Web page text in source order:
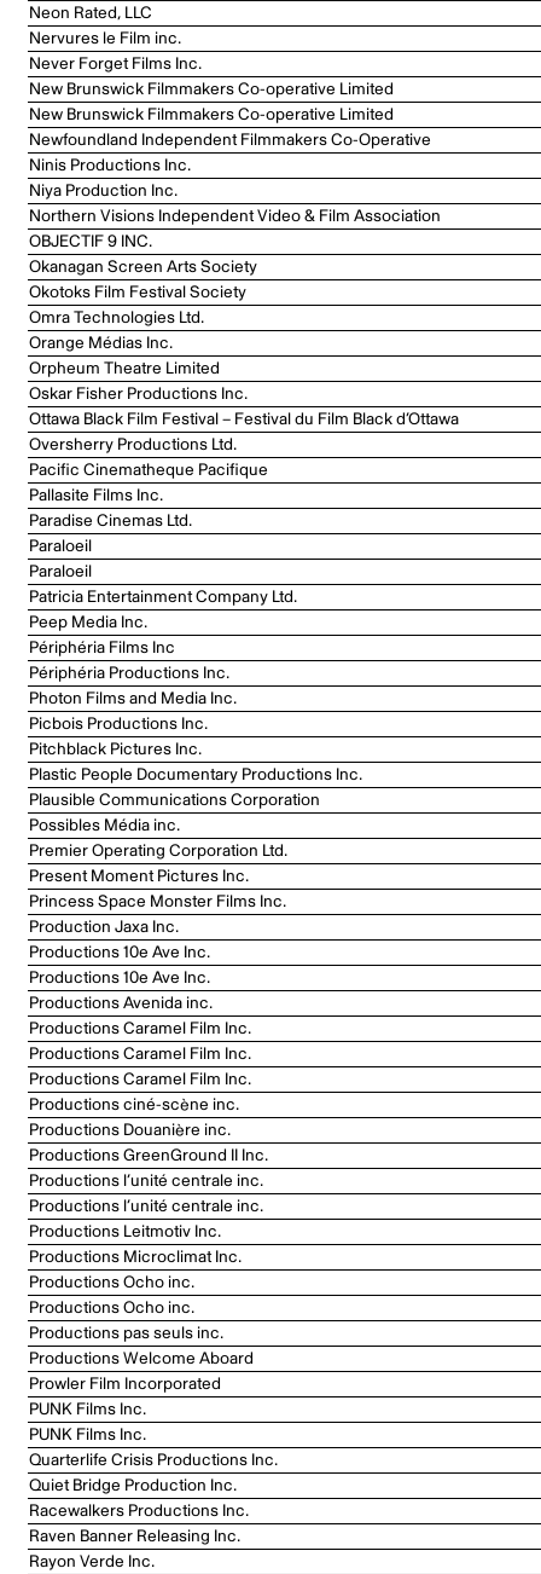
Neon Rated, LLC
Nervures le Film inc.
Never Forget Films Inc.
New Brunswick Filmmakers Co-operative Limited
New Brunswick Filmmakers Co-operative Limited
Newfoundland Independent Filmmakers Co-Operative
Ninis Productions Inc.
Niya Production Inc.
Northern Visions Independent Video & Film Association
OBJECTIF 9 INC.
Okanagan Screen Arts Society
Okotoks Film Festival Society
Omra Technologies Ltd.
Orange Médias Inc.
Orpheum Theatre Limited
Oskar Fisher Productions Inc.
Ottawa Black Film Festival – Festival du Film Black d’Ottawa
Oversherry Productions Ltd.
Pacific Cinematheque Pacifique
Pallasite Films Inc.
Paradise Cinemas Ltd.
Paraloeil
Paraloeil
Patricia Entertainment Company Ltd.
Peep Media Inc.
Périphéria Films Inc
Périphéria Productions Inc.
Photon Films and Media Inc.
Picbois Productions Inc.
Pitchblack Pictures Inc.
Plastic People Documentary Productions Inc.
Plausible Communications Corporation
Possibles Média inc.
Premier Operating Corporation Ltd.
Present Moment Pictures Inc.
Princess Space Monster Films Inc.
Production Jaxa Inc.
Productions 10e Ave Inc.
Productions 10e Ave Inc.
Productions Avenida inc.
Productions Caramel Film Inc.
Productions Caramel Film Inc.
Productions Caramel Film Inc.
Productions ciné-scène inc.
Productions Douanière inc.
Productions GreenGround II Inc.
Productions l’unité centrale inc.
Productions l’unité centrale inc.
Productions Leitmotiv Inc.
Productions Microclimat Inc.
Productions Ocho inc.
Productions Ocho inc.
Productions pas seuls inc.
Productions Welcome Aboard
Prowler Film Incorporated
PUNK Films Inc.
PUNK Films Inc.
Quarterlife Crisis Productions Inc.
Quiet Bridge Production Inc.
Racewalkers Productions Inc.
Raven Banner Releasing Inc.
Rayon Verde Inc.